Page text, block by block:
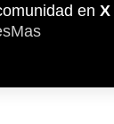
en X